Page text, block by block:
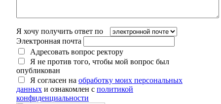
Я хочу получить ответ по
Электронная почта
Адресовать вопрос ректору
Я не против того, чтобы мой вопрос был
опубликован
Я согласен на обработку моих персональных
данных и ознакомлен с политикой
конфиденциальности